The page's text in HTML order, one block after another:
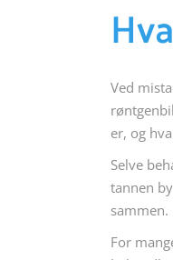
Ved
er, og
Selve
tannen
sammen.
For